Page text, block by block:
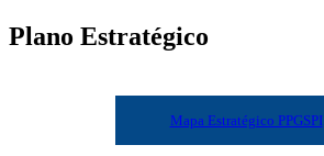
Plano Estratégico
Mapa Estratégico PPGSPI